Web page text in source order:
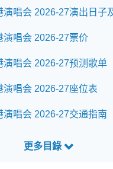
唱会 2026-27演出日子
演唱会 2026-27票价
唱会 2026-27预测歌单
唱会 2026-27座位表
唱会 2026-27交通指南